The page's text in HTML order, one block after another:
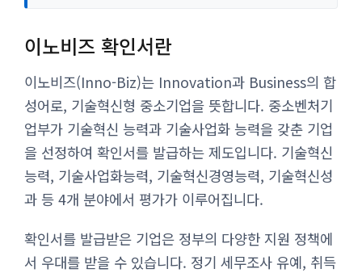
이노비즈 확인서란
이노비즈(Inno-Biz)는 Innovation과 Business의 합
성어로, 기술혁신형 중소기업을 뜻합니다. 중소벤처기
업부가 기술혁신 능력과 기술사업화 능력을 갖춘 기업
을 선정하여 확인서를 발급하는 제도입니다. 기술혁신
능력, 기술사업화능력, 기술혁신경영능력, 기술혁신성
과 등 4개 분야에서 평가가 이루어집니다.
확인서를 발급받은 기업은 정부의 다양한 지원 정책에
서 우대를 받을 수 있습니다. 정기 세무조사 유예, 취득